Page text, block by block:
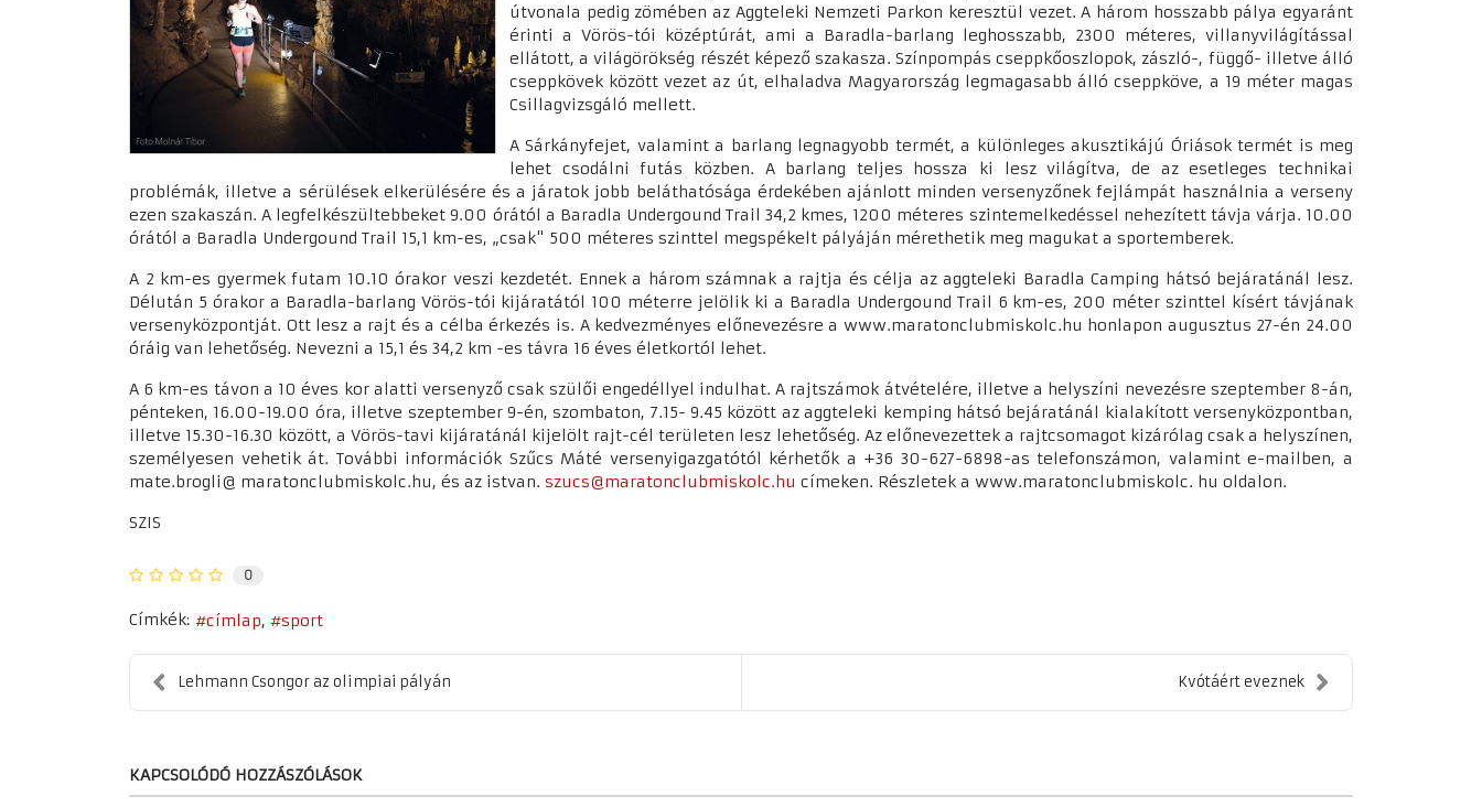
útvonala pedig zömében az Aggteleki Nemzeti Parkon keresztül vezet. A három hosszabb pálya egyaránt
érinti a Vörös-tói középtúrát, ami a Baradla-barlang leghosszabb, 2300 méteres, villanyvilágítással
ellátott, a világörökség részét képező szakasza. Színpompás cseppkőoszlopok, zászló-, függő- illetve álló
cseppkövek között vezet az út, elhaladva Magyarország legmagasabb álló cseppköve, a 19 méter magas
Csillagvizsgáló mellett.
A Sárkányfejet, valamint a barlang legnagyobb termét, a különleges akusztikájú Óriások termét is meg
lehet csodálni futás közben. A barlang teljes hossza ki lesz világítva, de az esetleges technikai
problémák, illetve a sérülések elkerülésére és a járatok jobb beláthatósága érdekében ajánlott minden versenyzőnek fejlámpát használnia a verseny
ezen szakaszán. A legfelkészültebbeket 9.00 órától a Baradla Undergound Trail 34,2 kmes, 1200 méteres szintemelkedéssel nehezített távja várja. 10.00
órától a Baradla Undergound Trail 15,1 km-es, „csak" 500 méteres szinttel megspékelt pályáján mérethetik meg magukat a sportemberek.
A 2 km-es gyermek futam 10.10 órakor veszi kezdetét. Ennek a három számnak a rajtja és célja az aggteleki Baradla Camping hátsó bejáratánál lesz.
Délután 5 órakor a Baradla-barlang Vörös-tói kijáratától 100 méterre jelölik ki a Baradla Undergound Trail 6 km-es, 200 méter szinttel kísért távjának
versenyközpontját. Ott lesz a rajt és a célba érkezés is. A kedvezményes előnevezésre a www.maratonclubmiskolc.hu honlapon augusztus 27-én 24.00
óráig van lehetőség. Nevezni a 15,1 és 34,2 km -es távra 16 éves életkortól lehet.
A 6 km-es távon a 10 éves kor alatti versenyző csak szülői engedéllyel indulhat. A rajtszámok átvételére, illetve a helyszíni nevezésre szeptember 8-án,
pénteken, 16.00-19.00 óra, illetve szeptember 9-én, szombaton, 7.15- 9.45 között az aggteleki kemping hátsó bejáratánál kialakított versenyközpontban,
illetve 15.30-16.30 között, a Vörös-tavi kijáratánál kijelölt rajt-cél területen lesz lehetőség. Az előnevezettek a rajtcsomagot kizárólag csak a helyszínen,
személyesen vehetik át. További információk Szűcs Máté versenyigazgatótól kérhetők a +36 30-627-6898-as telefonszámon, valamint e-mailben, a
mate.brogli@ maratonclubmiskolc.hu, és az istvan. szucs@maratonclubmiskolc.hu címeken. Részletek a www.maratonclubmiskolc. hu oldalon.
SZIS
0
Címkék: címlap sport
Lehmann Csongor az olimpiai pályán Kvótáért eveznek
KAPCSOLÓDÓ HOZZÁSZÓLÁSOK